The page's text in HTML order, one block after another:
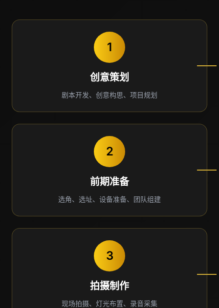
1
创意策划
剧本开发、创意构思、项目规划
2
前期准备
选角、选址、设备准备、团队组建
3
拍摄制作
现场拍摄、灯光布置、录音采集